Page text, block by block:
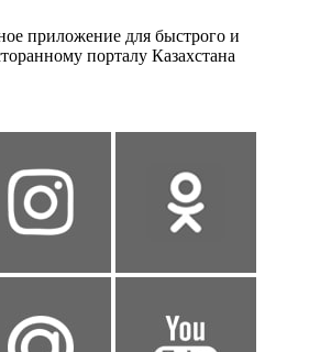
приложение для быстрого и
порталу Казахстана